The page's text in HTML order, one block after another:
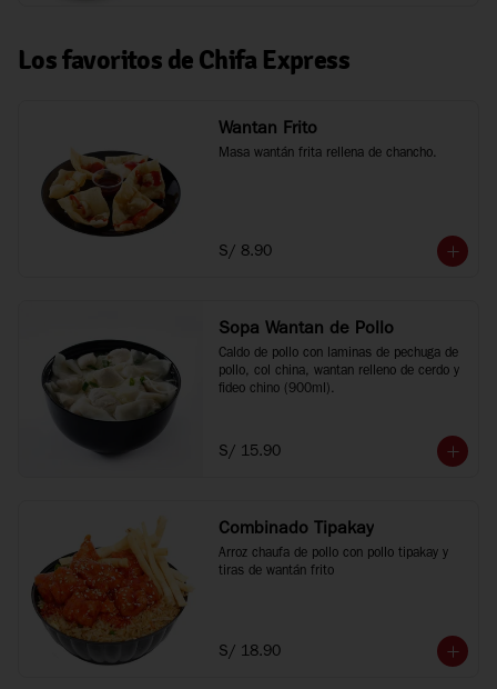
Los favoritos de Chifa Express
Wantan Frito
Masa wantán frita rellena de chancho.
S/ 8.90
Sopa Wantan de Pollo
Caldo de pollo con laminas de pechuga de
pollo, col china, wantan relleno de cerdo y
fideo chino (900ml).
S/ 15.90
Combinado Tipakay
Arroz chaufa de pollo con pollo tipakay y
tiras de wantán frito
S/ 18.90